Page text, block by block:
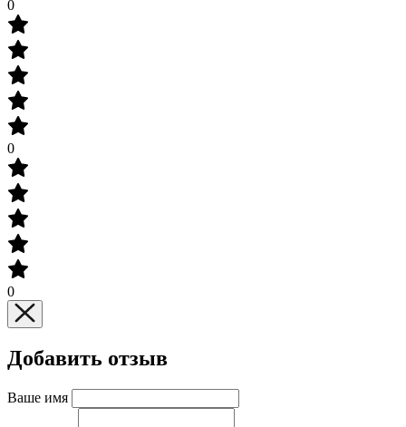
0
0
0
Добавить отзыв
Ваше имя